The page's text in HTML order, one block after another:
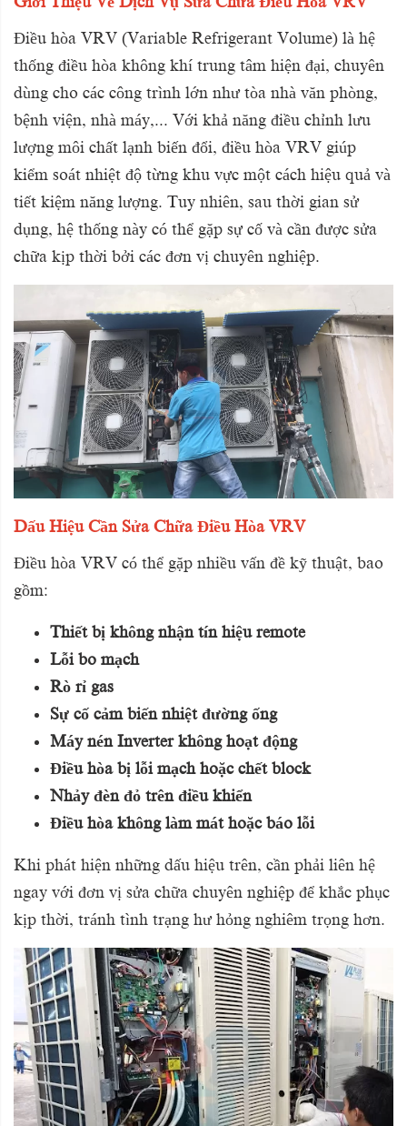
Điều hòa VRV (Variable Refrigerant Volume) là hệ
thống điều hòa không khí trung tâm hiện đại, chuyên
dùng cho các công trình lớn như tòa nhà văn phòng,
bệnh viện, nhà máy,... Với khả năng điều chỉnh lưu
lượng môi chất lạnh biến đổi, điều hòa VRV giúp
kiểm soát nhiệt độ từng khu vực một cách hiệu quả và
tiết kiệm năng lượng. Tuy nhiên, sau thời gian sử
dụng, hệ thống này có thể gặp sự cố và cần được sửa
chữa kịp thời bởi các đơn vị chuyên nghiệp.
Dấu Hiệu Cần Sửa Chữa Điều Hòa VRV
Điều hòa VRV có thể gặp nhiều vấn đề kỹ thuật, bao
gồm:
Thiết bị không nhận tín hiệu remote
Lỗi bo mạch
Rò rỉ gas
Sự cố cảm biến nhiệt đường ống
Máy nén Inverter không hoạt động
Điều hòa bị lỗi mạch hoặc chết block
Nhảy đèn đỏ trên điều khiển
Điều hòa không làm mát hoặc báo lỗi
Khi phát hiện những dấu hiệu trên, cần phải liên hệ
ngay với đơn vị sửa chữa chuyên nghiệp để khắc phục
kịp thời, tránh tình trạng hư hỏng nghiêm trọng hơn.